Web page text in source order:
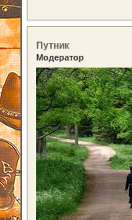
Путник
Модератор